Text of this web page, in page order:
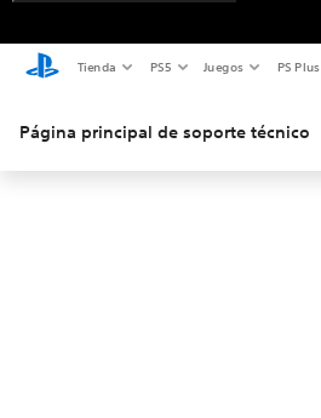
Tienda PS5 Juegos PS Plus
Página principal de soporte técnico